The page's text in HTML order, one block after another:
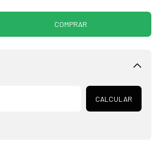
Alterar CEP
CALCULAR